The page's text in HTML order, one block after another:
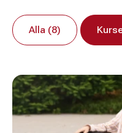
Alla (8)